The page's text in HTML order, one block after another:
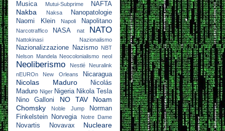
Musica Mutui-Subprime NAFTA
Nakba Naksa
Nanopatologie
Naomi Klein
Napoli Napolitano
Narcotraffico NASA nat NATO
Nattokinasi Nazionalismo
Nazionalizzazione Nazismo
NBT
Nelson Mandela Neocolonialismo neol
Neoliberismo Nestlé
Neuralink
nEUROn
New Orleans Nicaragua
Nicolas Maduro
Nicolás
Maduro Niger Nigeria Nikola Tesla
Nino Galloni
NO TAV
Noam
Chomsky
Noble Jump
Norman
Finkelstein
Norvegia Notre Dame
Novartis Novavax Nucleare